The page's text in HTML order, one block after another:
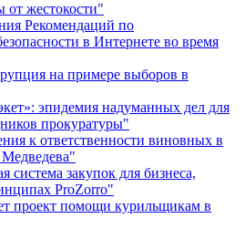
жестокости"
Рекомендаций по
в Интернете во время
на примере выборов в
эпидемия надуманных дел для
прокуратуры"
к ответственности виновных в
система закупок для бизнеса,
ProZorro"
проект помощи курильщикам в